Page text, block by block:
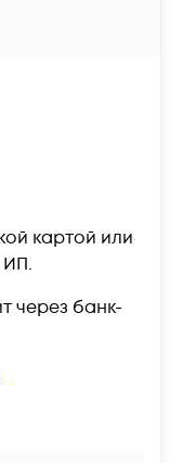
картой или
ИП.
через банк-